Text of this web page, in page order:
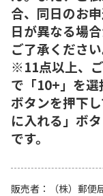
合、同日のお
日が異なる場
ご了承ください
※11点以上、
で「10+」を選
ボタンを押下
に入れる」ボ
です。
販売者
（株）郵